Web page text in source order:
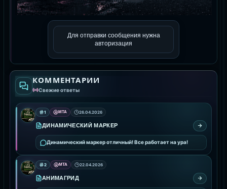
Для отправки сообщения нужна
авторизация
КОММЕНТАРИИ
Свежие ответы
1 MTA 26.04.2026
ДИНАМИЧЕСКИЙ МАРКЕР
Динамический маркер отличный! Все работает на ура!
2 MTA 22.04.2026
АНИМАГРИД